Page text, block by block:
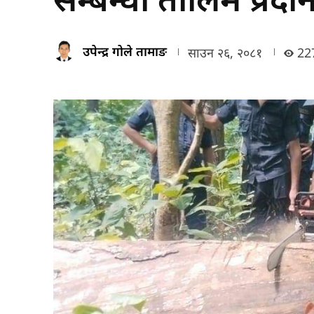
उपेन्द्र गोले तामाङ साउन २६, २०८१